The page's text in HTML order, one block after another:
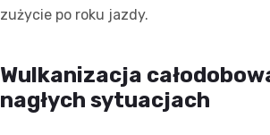
zużycie po roku jazdy.
Wulkanizacja
nagłych sytuacjach